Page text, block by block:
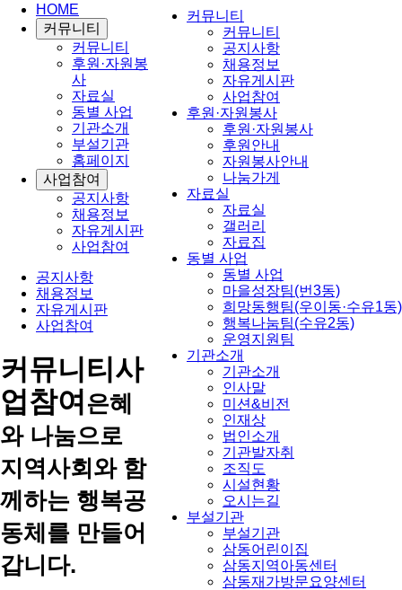
커뮤니티
커뮤니티
공지사항
채용정보
자유게시판
사업참여
후원·자원봉사
후원·자원봉사
후원안내
자원봉사안내
나눔가게
자료실
자료실
갤러리
자료집
동별 사업
동별 사업
마을성장팀(번3동)
희망동행팀(우이동·수유1동)
행복나눔팀(수유2동)
운영지원팀
기관소개
기관소개
인사말
미션&비전
인재상
법인소개
기관발자취
조직도
시설현황
오시는길
부설기관
부설기관
삼동어린이집
삼동지역아동센터
삼동재가방문요양센터
HOME
커뮤니티
커뮤니티
후원·자원봉
사
자료실
동별 사업
기관소개
부설기관
홈페이지
사업참여
공지사항
채용정보
자유게시판
사업참여
공지사항
채용정보
자유게시판
사업참여
커뮤니티사
업참여은혜
와 나눔으로
지역사회와 함
께하는 행복공
동체를 만들어
갑니다.